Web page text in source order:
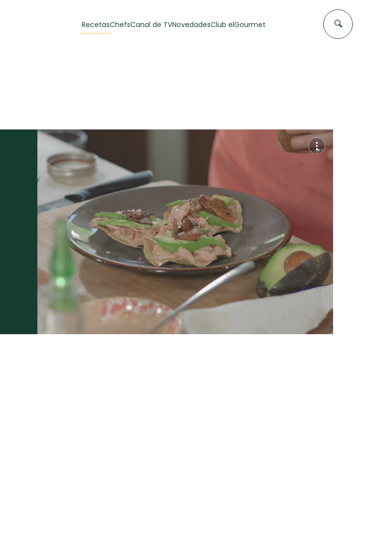
Recetas
Toast de trucha
curada y queso
EMPANADAS DE
CARNE
60 min 50 min
ChefsCanal de TVNovedadesClub elGourmet